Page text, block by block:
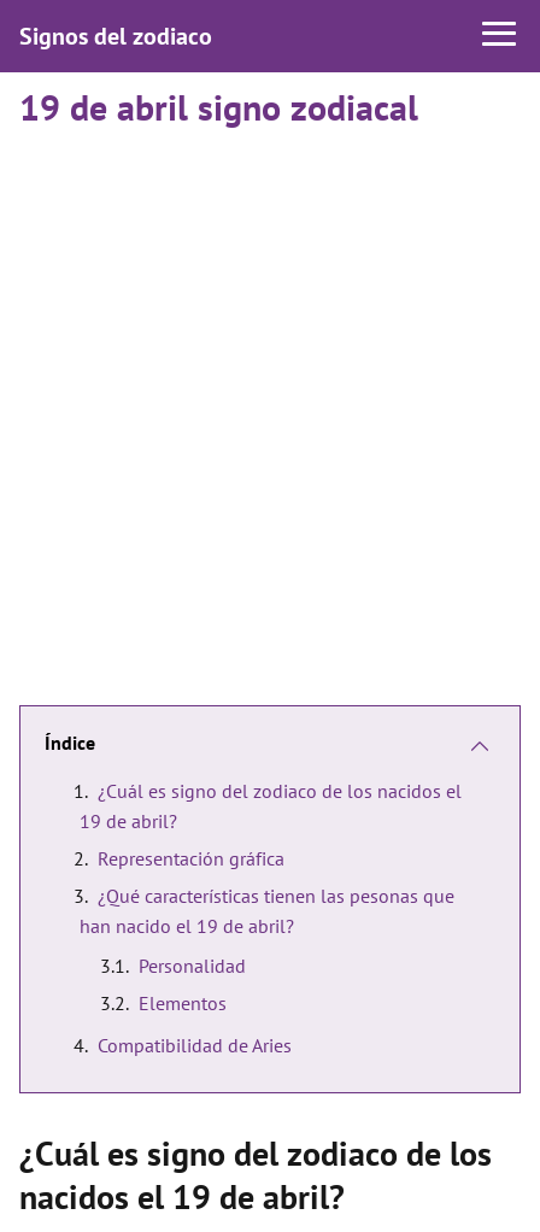
Signos del zodiaco
19 de abril signo zodiacal
Índice
¿Cuál es signo del zodiaco de los nacidos el
19 de abril?
Representación gráfica
¿Qué características tienen las pesonas que
han nacido el 19 de abril?
Personalidad
Elementos
Compatibilidad de Aries
¿Cuál es signo del zodiaco de los
nacidos el 19 de abril?